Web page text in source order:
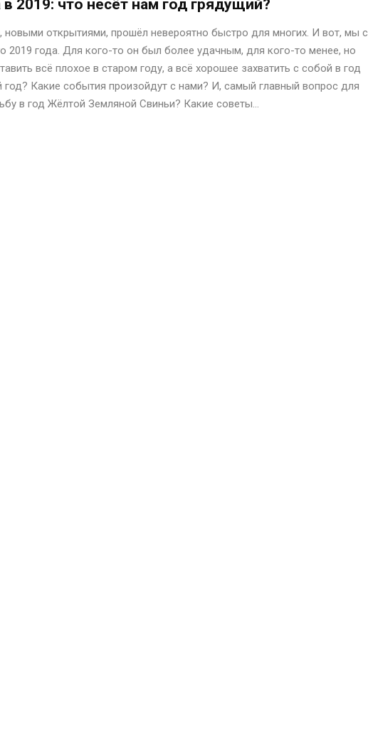
2019: что несёт нам год грядущий?
открытиями, прошёл невероятно быстро для многих. И вот, мы с
2019 года. Для кого-то он был более удачным, для кого-то менее, но
всё плохое в старом году, а всё хорошее захватить с собой в год
Какие события произойдут с нами? И, самый главный вопрос для
в год Жёлтой Земляной Свиньи? Какие советы…